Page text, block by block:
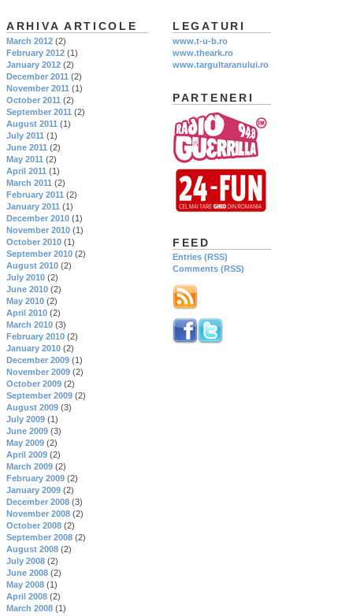
LEGATURI
www.t-u-b.ro
www.theark.ro
www.targultaranului.ro
PARTENERI
FEED
Entries (RSS)
Comments (RSS)
ARHIVA ARTICOLE
March 2012 (2)
February 2012 (1)
January 2012 (2)
December 2011 (2)
November 2011 (1)
October 2011 (2)
September 2011 (2)
August 2011 (1)
July 2011 (1)
June 2011 (2)
May 2011 (2)
April 2011 (1)
March 2011 (2)
February 2011 (2)
January 2011 (1)
December 2010 (1)
November 2010 (1)
October 2010 (1)
September 2010 (2)
August 2010 (2)
July 2010 (2)
June 2010 (2)
May 2010 (2)
April 2010 (2)
March 2010 (3)
February 2010 (2)
January 2010 (2)
December 2009 (1)
November 2009 (2)
October 2009 (2)
September 2009 (2)
August 2009 (3)
July 2009 (1)
June 2009 (3)
May 2009 (2)
April 2009 (2)
March 2009 (2)
February 2009 (2)
January 2009 (2)
December 2008 (3)
November 2008 (2)
October 2008 (2)
September 2008 (2)
August 2008 (2)
July 2008 (2)
June 2008 (2)
May 2008 (1)
April 2008 (2)
March 2008 (1)